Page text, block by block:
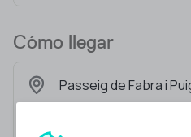
Cómo llegar
Passeig de Fabra i